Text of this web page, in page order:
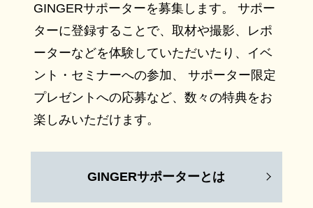
GINGERサポーターを募集します。 サポー
ターに登録することで、取材や撮影、レポ
ーターなどを体験していただいたり、イベ
ント・セミナーへの参加、 サポーター限定
プレゼントへの応募など、数々の特典をお
楽しみいただけます。
GINGERサポーターとは